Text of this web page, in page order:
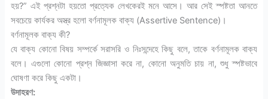
হয়?” এই প্রশ্নটা হয়তো প্রত্যেক লেখকেরই মনে আসে। আর সেই স্পষ্টতা আনতে
সবচেয়ে কার্যকর অস্ত্র হলো বর্ণনামূলক বাক্য (Assertive Sentence)।
বর্ণনামূলক বাক্য কী?
যে বাক্য কোনো বিষয় সম্পর্কে সরাসরি ও নিঃসন্দেহে কিছু বলে, তাকে বর্ণনামূলক বাক্য
বলে। এগুলো কোনো প্রশ্ন জিজ্ঞাসা করে না, কোনো অনুমতি চায় না, শুধু স্পষ্টভাবে
ঘোষণা করে কিছু একটা।
উদাহরণ: